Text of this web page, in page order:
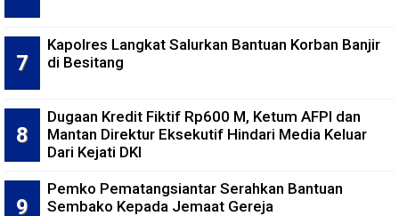
Kapolres Langkat Salurkan Bantuan Korban Banjir
di Besitang
Dugaan Kredit Fiktif Rp600 M, Ketum AFPI dan
Mantan Direktur Eksekutif Hindari Media Keluar
Dari Kejati DKI
Pemko Pematangsiantar Serahkan Bantuan
Sembako Kepada Jemaat Gereja